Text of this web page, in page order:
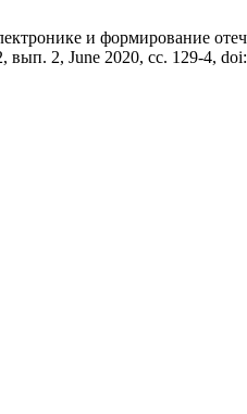
и формирование
вып. 2, June 2020, сс. 129-4,